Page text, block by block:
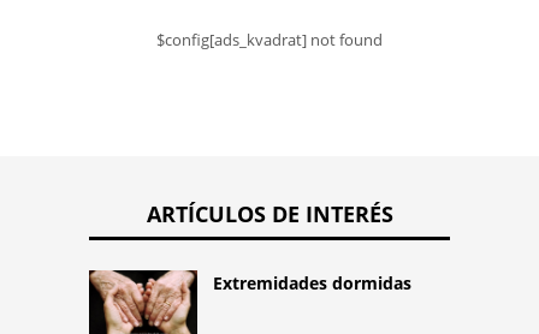
$config[ads_kvadrat] not found
ARTÍCULOS DE INTERÉS
Extremidades dormidas